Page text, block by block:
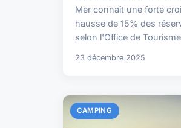
Mer connaît une forte
hausse de 15% des
selon l'Office de
23 décembre 2025
CAMPING